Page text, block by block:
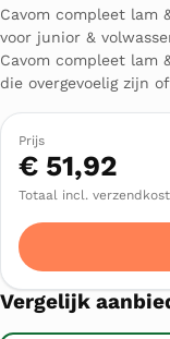
Cavom compleet lam
voor junior &
Cavom compleet lam
die overgevoelig zijn
Prijs
€ 51,92
Totaal incl.
Vergelijk